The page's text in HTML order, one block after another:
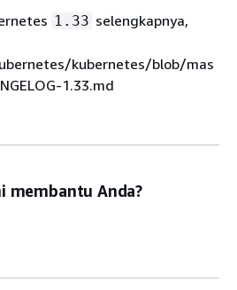
1.33 selengkapnya,
kubernetes/blob/mas
1.33.md
membantu Anda?